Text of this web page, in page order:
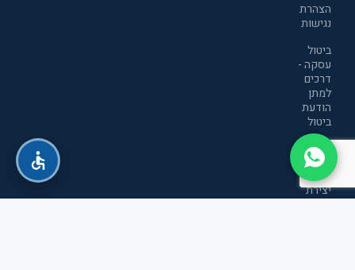
הצהרת
נגישות
ביטול
עסקה -
דרכים
למתן
הודעת
ביטול
מדיניות
הפרטיות
יצירת